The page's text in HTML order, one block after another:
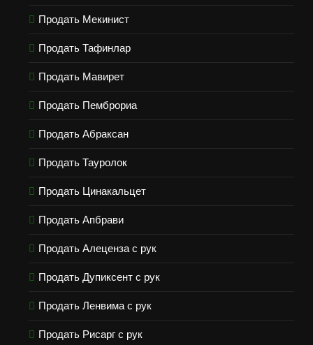
Продать Мекинист
Продать Тафинлар
Продать Мавирет
Продать Пемброриа
Продать Абраксан
Продать Тауролок
Продать Цинакальцет
Продать Апбрави
Продать Алеценза с рук
Продать Дупиксент с рук
Продать Ленвима с рук
Продать Рисарг с рук